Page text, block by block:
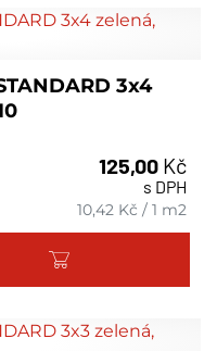
3x4
125,00 Kč
s DPH
10,42 Kč /1 m2